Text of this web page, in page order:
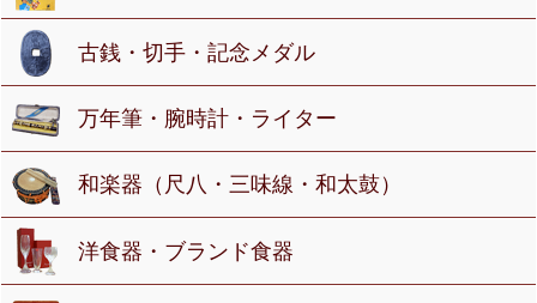
古銭・切手・記念メダル
万年筆・腕時計・ライター
和楽器（尺八・三味線・和太鼓）
洋食器・ブランド食器